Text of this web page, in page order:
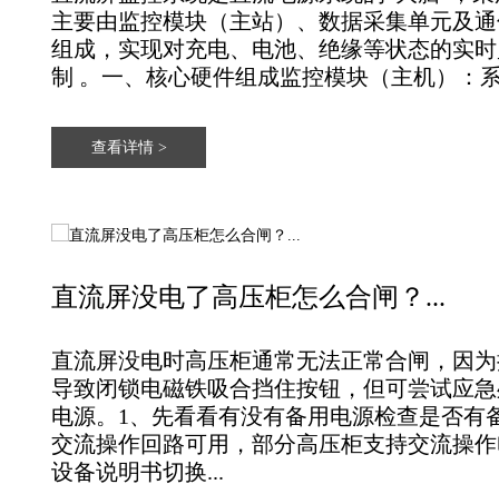
主要由‌监控模块（主站）‌、‌数据采集单元‌及‌
组成，实现对充电、电池、绝缘等状态的实
制 。‌一、核心硬件组成‌监控模块（主机）‌：
查看详情 >
直流屏没电了高压柜怎么合闸？...
直流屏没电时高压柜通常无法正常合闸‌，因
导致闭锁电磁铁吸合挡住按钮，但可尝试应
电源。‌‌‌‌1、先看看有没有备用电源检查是否有
交流操作回路可用，部分高压柜支持交流操
设备说明书切换...